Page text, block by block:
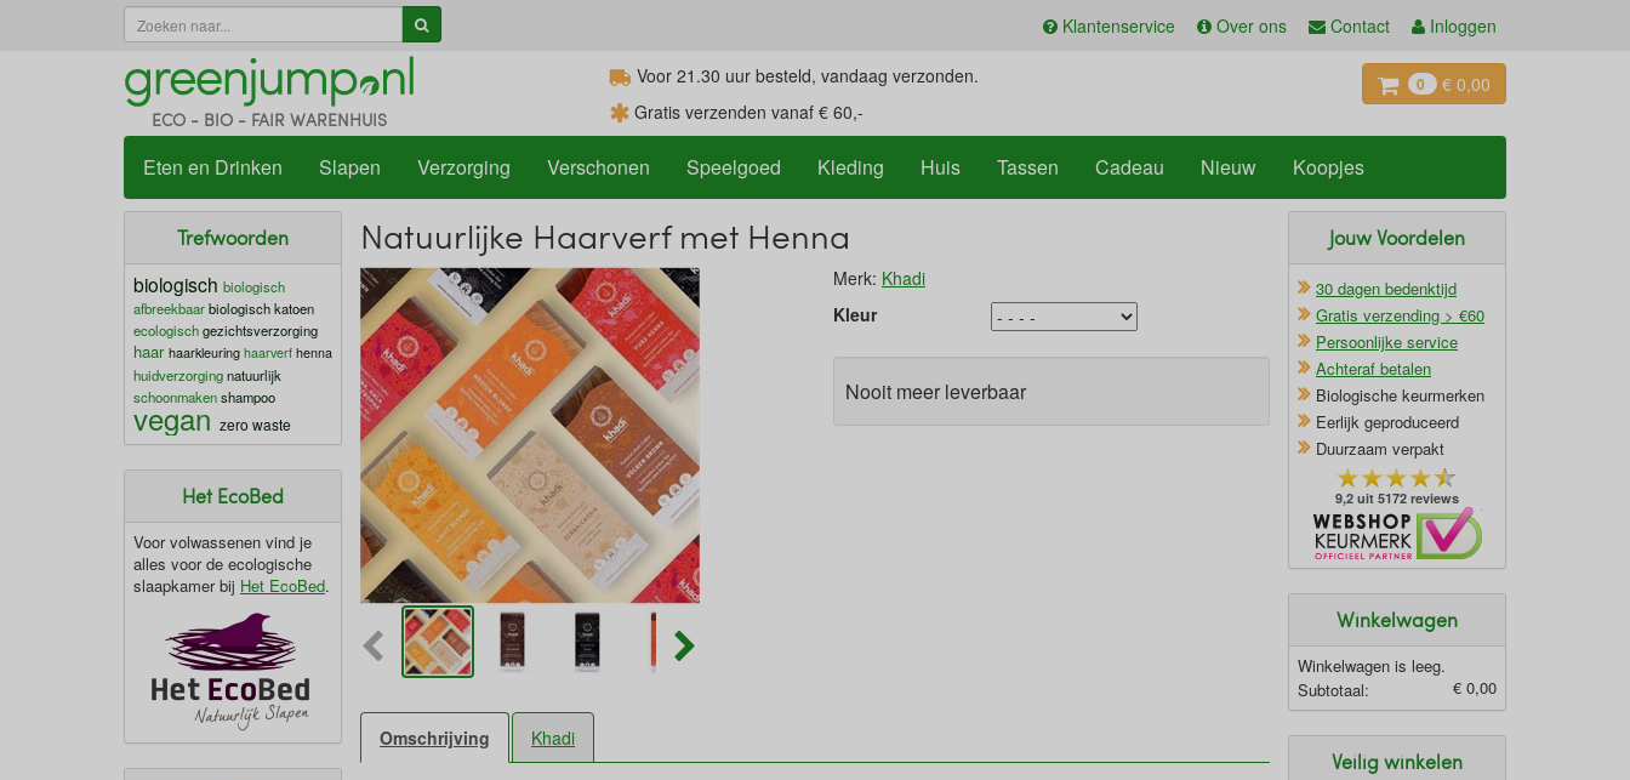
Klantenservice Over ons Contact Inloggen
ECO - BIO - FAIR WARENHUIS
0 € 0,00
Voor 21.30 uur besteld, vandaag verzonden.
Gratis verzenden vanaf € 60,-
Eten en Drinken Slapen Verzorging Verschonen Speelgoed Kleding Huis Tassen Cadeau Nieuw Koopjes
Trefwoorden
biologisch biologisch
afbreekbaarbiologisch katoen
ecologischgezichtsverzorging
haar haarkleuring haarverf henna
huidverzorgingnatuurlijk
schoonmakenshampoo
vegan zero waste
Het EcoBed
Voor volwassenen vind je
alles voor de ecologische
slaapkamer bij Het EcoBed.
Natuurlijke Haarverf met Henna
Merk: Khadi
Kleur
Nooit meer leverbaar
Omschrijving Khadi
Jouw Voordelen
30 dagen bedenktijd
Gratis verzending > €60
Persoonlijke service
Achteraf betalen
Biologische keurmerken
Eerlijk geproduceerd
Duurzaam verpakt
9,2 uit 5172 reviews
Winkelwagen
Winkelwagen is leeg.
Subtotaal:
€ 0,00
Veilig winkelen